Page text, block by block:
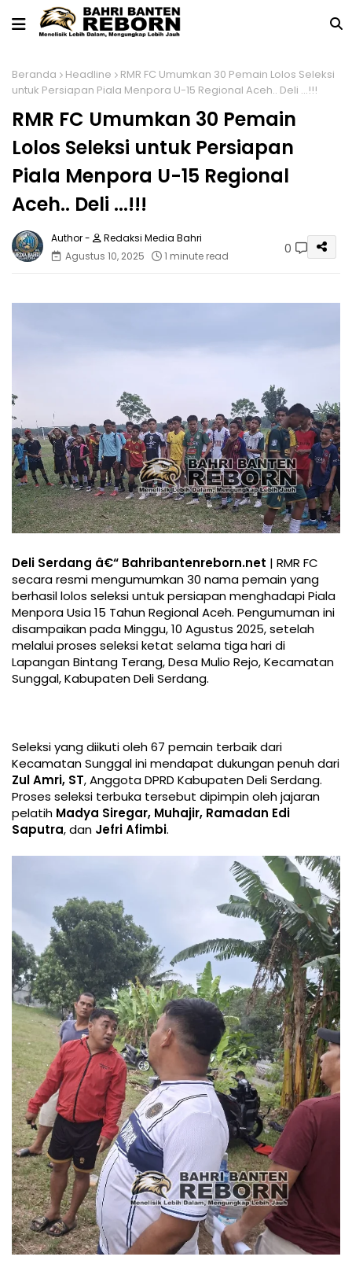
Beranda Headline
RMR FC Umumkan 30 Pemain Lolos Seleksi
untuk Persiapan Piala Menpora U-15 Regional Aceh.. Deli ...!!!
RMR FC Umumkan 30 Pemain
Lolos Seleksi untuk Persiapan
Piala Menpora U-15 Regional
Aceh.. Deli ...!!!
Redaksi Media Bahri
Agustus 10, 2025
1 minute read 0
Deli Serdang â€“ Bahribantenreborn.net | RMR FC
secara resmi mengumumkan 30 nama pemain yang
berhasil lolos seleksi untuk persiapan menghadapi Piala
Menpora Usia 15 Tahun Regional Aceh. Pengumuman ini
disampaikan pada Minggu, 10 Agustus 2025, setelah
melalui proses seleksi ketat selama tiga hari di
Lapangan Bintang Terang, Desa Mulio Rejo, Kecamatan
Sunggal, Kabupaten Deli Serdang.
Seleksi yang diikuti oleh 67 pemain terbaik dari
Kecamatan Sunggal ini mendapat dukungan penuh dari
Zul Amri, ST, Anggota DPRD Kabupaten Deli Serdang.
Proses seleksi terbuka tersebut dipimpin oleh jajaran
pelatih Madya Siregar, Muhajir, Ramadan Edi
Saputra, dan Jefri Afimbi.